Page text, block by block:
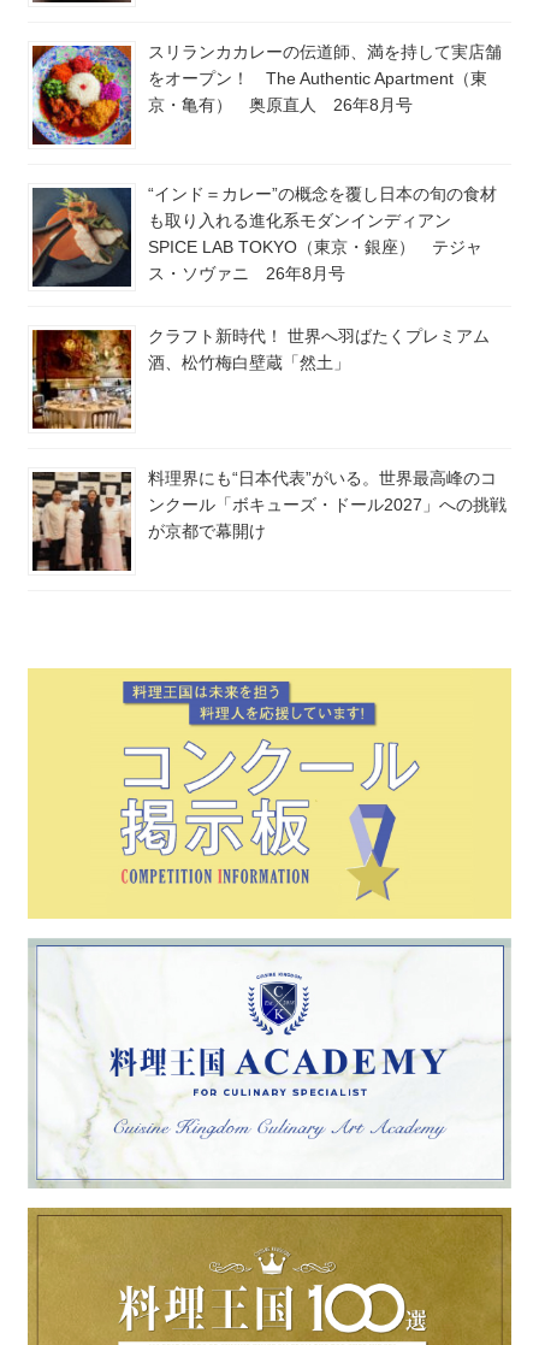
スリランカカレーの伝道師、満を持して実店舗
をオープン！ The Authentic Apartment（東
京・亀有） 奥原直人 26年8月号
“インド＝カレー”の概念を覆し日本の旬の食材
も取り入れる進化系モダンインディアン
SPICE LAB TOKYO（東京・銀座） テジャ
ス・ソヴァニ 26年8月号
クラフト新時代！ 世界へ羽ばたくプレミアム
酒、松竹梅白壁蔵「然土」
料理界にも“日本代表”がいる。世界最高峰のコ
ンクール「ボキューズ・ドール2027」への挑戦
が京都で幕開け